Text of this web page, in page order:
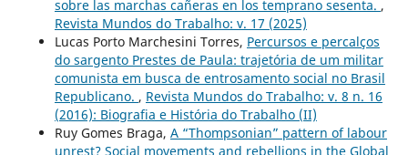
sobre las marchas cañeras en los temprano sesenta. ,
Revista Mundos do Trabalho: v. 17 (2025)
Lucas Porto Marchesini Torres, Percursos e percalços
do sargento Prestes de Paula: trajetória de um militar
comunista em busca de entrosamento social no Brasil
Republicano. , Revista Mundos do Trabalho: v. 8 n. 16
(2016): Biografia e História do Trabalho (II)
Ruy Gomes Braga, A “Thompsonian” pattern of labour
unrest? Social movements and rebellions in the Global